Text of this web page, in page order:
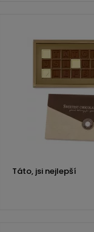
Táto, jsi nejlepší